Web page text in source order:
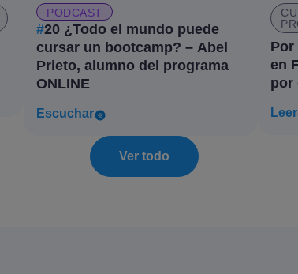
PODCAST
#20 ¿Todo el mundo puede
cursar un bootcamp? – Abel
Prieto, alumno del programa
ONLINE
Escuchar
Por
en
por
Leer
Ver todo